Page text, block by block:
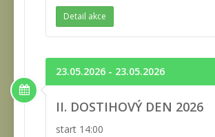
Detail akce
23.05.2026 - 23.05.2026
II. DOSTIHOVÝ DEN 2026
start 14:00